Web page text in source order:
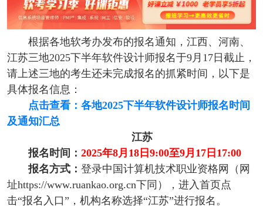
根据各地软考办发布的报名通知，江西、河南、
江苏三地2025下半年软件设计师报名于9月17日截止，
请上述三地的考生还未完成报名的抓紧时间，以下是
具体报名信息：
点击查看：各地2025下半年软件设计师报名时间
及通知汇总
江苏
报名时间： 2025年8月18日9:00至9月17日17:00
报名方式： 登录中国计算机技术职业资格网（网
址https://www.ruankao.org.cn下同），进入首页点
击“报名入口”，机构名称选择“江苏”进行报名。